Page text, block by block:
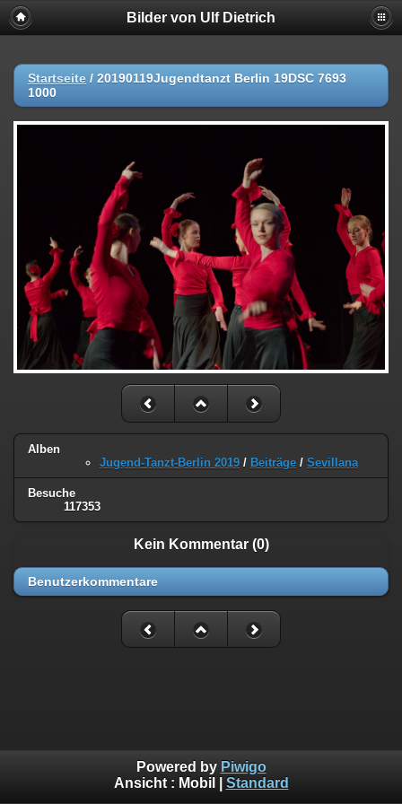
Bilder von Ulf Dietrich
Startseite / 20190119Jugendtanzt Berlin 19DSC 7693
1000
Alben
Jugend-Tanzt-Berlin 2019 / Beiträge / Sevillana
Besuche
117353
Kein Kommentar (0)
Benutzerkommentare
Powered by Piwigo
Ansicht : Mobil Standard